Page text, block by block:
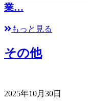
業…
もっと見る
その他
2025年10月30日